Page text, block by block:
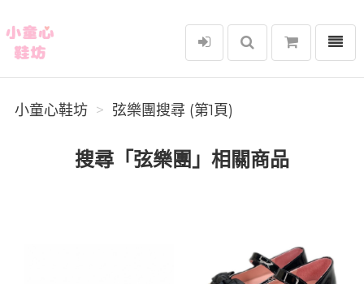
小童心鞋坊
選單
小童心鞋坊 弦樂團搜尋 (第1頁)
搜尋「弦樂團」相關商品